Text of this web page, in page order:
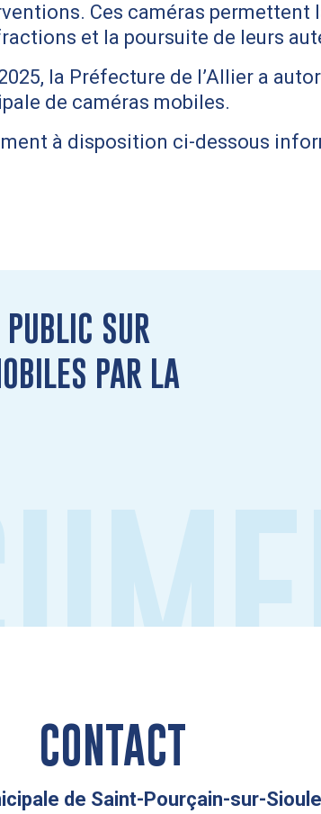
Ces caméras permettent
et la poursuite de leurs
la Préfecture de l’Allier a
de caméras mobiles.
à disposition ci-dessous
SUR
PAR LA
CONTACT
de Saint-Pourçain-sur-Sioule